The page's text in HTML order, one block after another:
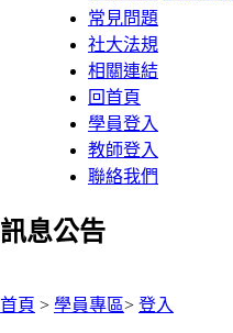
常見問題
社大法規
相關連結
回首頁
學員登入
教師登入
聯絡我們
訊息公告
首頁 > 學員專區> 登入